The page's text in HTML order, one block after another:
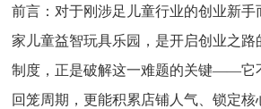
前言： 对于刚涉足儿童行业的创业新手
家儿童益智玩具乐园，是开启创业之路
制度，正是破解这一难题的关键——它
回笼周期，更能积累店铺人气、锁定核